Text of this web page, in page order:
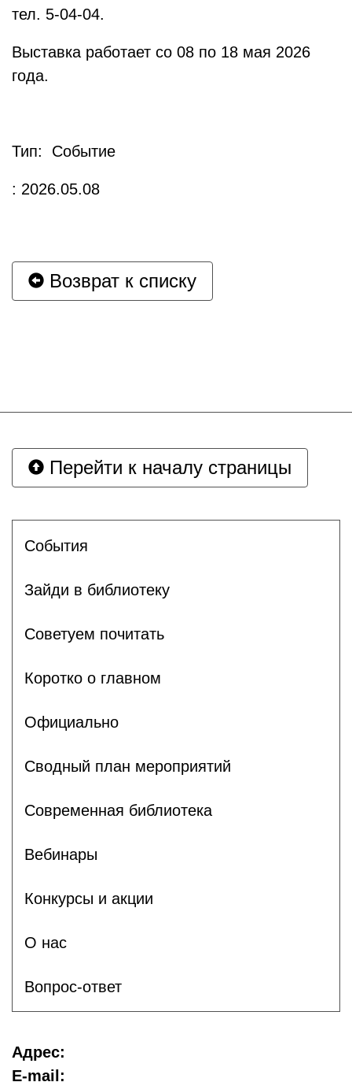
тел. 5-04-04.
Выставка работает со 08 по 18 мая 2026
года.
Тип: Событие
: 2026.05.08
Возврат к списку
Перейти к началу страницы
События
Зайди в библиотеку
Советуем почитать
Коротко о главном
Официально
Сводный план мероприятий
Современная библиотека
Вебинары
Конкурсы и акции
О нас
Вопрос-ответ
Адрес:
E-mail: